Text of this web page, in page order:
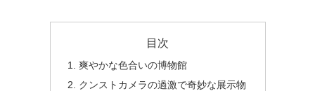
目次
爽やかな色合いの博物館
クンストカメラの過激で奇妙な展示物